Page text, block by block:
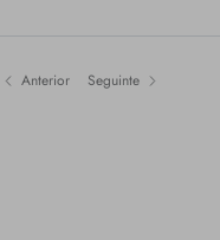
Anterior Seguinte